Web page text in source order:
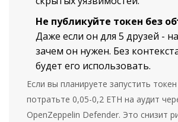
Не публикуйте токен без
Даже если он для 5 друзей -
зачем он нужен. Без
будет его использовать.
Если вы планируете запустить
потратьте 0,05-0,2 ETH на аудит
OpenZeppelin Defender. Это снизит